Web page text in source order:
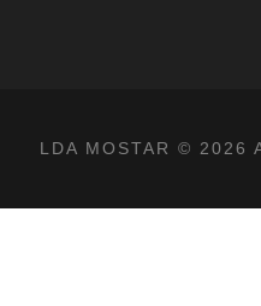
LDA MOSTAR © 2026